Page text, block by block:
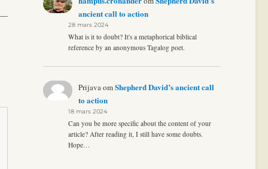
ancient call to action
28 mars 2024
What is it to doubt? It's a metaphorical biblical
reference by an anonymous Tagalog poet.
PrijavaomShepherd David’s ancient call
to action
18 mars 2024
Can you be more specific about the content of your
article? After reading it, I still have some doubts.
Hope…